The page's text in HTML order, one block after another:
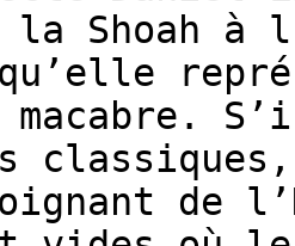
la Shoah à
macabre.
de